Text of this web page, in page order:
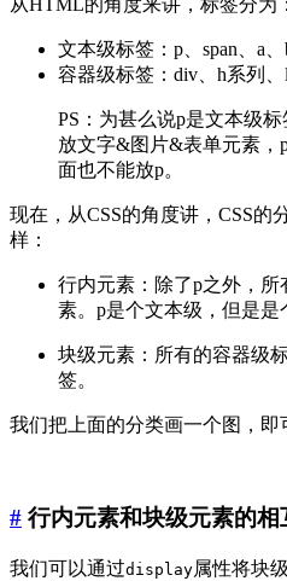
从HTML的角度来讲，标签分为：
文本级标签：p、span、a、
容器级标签：div、h系列、
PS：为甚么说p是文本级
放文字&图片&表单元素，
面也不能放p。
现在，从CSS的角度讲，CSS的
样：
行内元素：除了p之外，
素。p是个文本级，但是是
块级元素：所有的容器级
签。
我们把上面的分类画一个图，即
# 行内元素和块级元素的相
我们可以通过display属性将块